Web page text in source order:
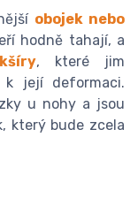
obojek nebo
hodně tahají, a
kšíry, které jim
její deformaci.
u nohy a jsou
který bude zcela